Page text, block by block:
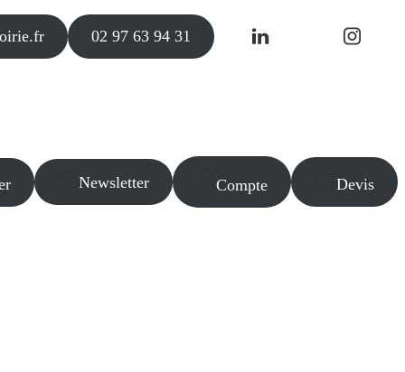
02 97 63 94 31
Newsletter Compte Devis